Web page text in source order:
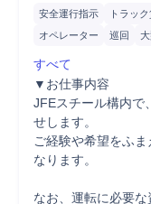
安全運行指示 トラッ
オペレーター
巡回
すべて
▼お仕事内容
JFEスチール構内で
せします。
ご経験や希望をふ
なります。
なお、運転に必要